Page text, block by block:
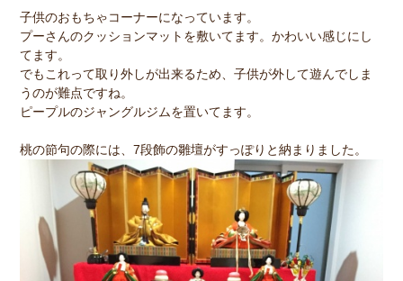
子供のおもちゃコーナーになっています。
プーさんのクッションマットを敷いてます。かわいい感じにし
てます。
でもこれって取り外しが出来るため、子供が外して遊んでしま
うのが難点ですね。
ピープルのジャングルジムを置いてます。
桃の節句の際には、7段飾の雛壇がすっぽりと納まりました。